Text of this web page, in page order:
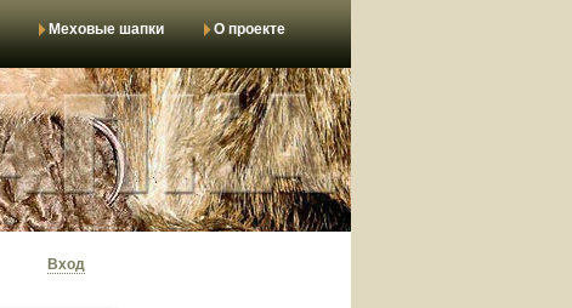
Меховые шапки О проекте
Вход